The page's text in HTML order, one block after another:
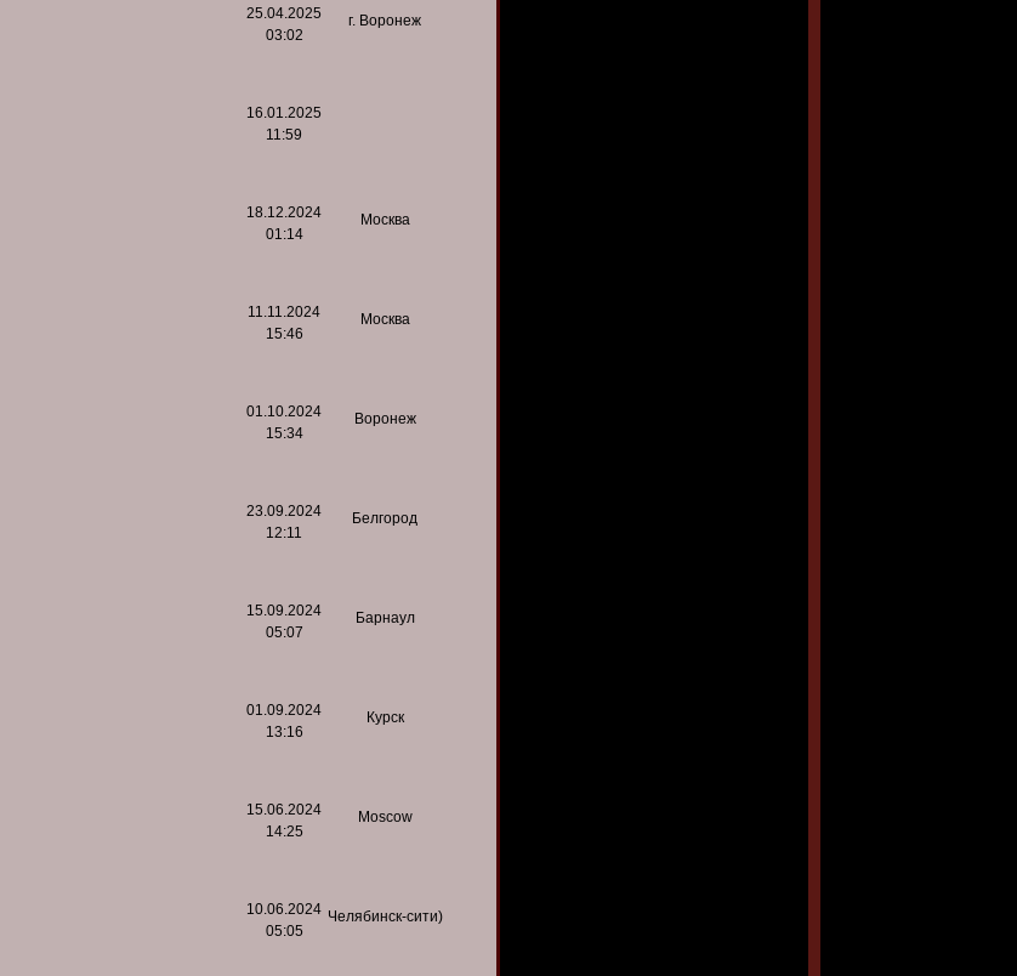
25.04.2025
03:02
г. Воронеж
16.01.2025
11:59
18.12.2024
01:14
Москва
11.11.2024
15:46
Москва
01.10.2024
15:34
Воронеж
23.09.2024
12:11
Белгород
15.09.2024
05:07
Барнаул
01.09.2024
13:16
Курск
15.06.2024
14:25
Moscow
10.06.2024
05:05
Челябинск-сити)